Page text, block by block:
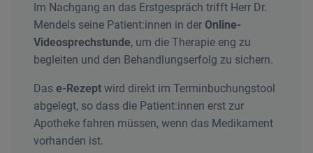
Im Nachgang an das Erstgespräch trifft Herr Dr.
Mendels seine Patient:innen in der Online-
Videosprechstunde, um die Therapie eng zu
begleiten und den Behandlungserfolg zu sichern.
Das e-Rezept wird direkt im Terminbuchungstool
abgelegt, so dass die Patient:innen erst zur
Apotheke fahren müssen, wenn das Medikament
vorhanden ist.